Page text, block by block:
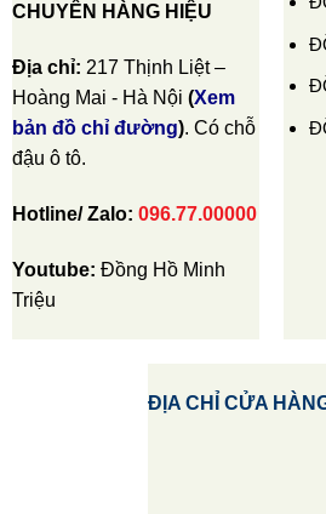
CHUYÊN HÀNG HIỆU
Địa chỉ: 217 Thịnh Liệt –
Hoàng Mai - Hà Nội (Xem
bản đồ chỉ đường). Có chỗ
đậu ô tô.
Hotline/ Zalo: 096.77.00000
Youtube: Đồng Hồ Minh
Triệu
ĐỊA CHỈ CỬA